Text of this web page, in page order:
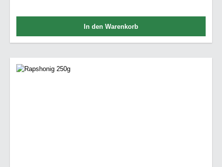
In den Warenkorb